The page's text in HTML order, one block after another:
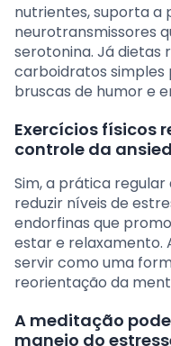
nutrientes, suporta a
neurotransmissores
serotonina. Já dietas
carboidratos simples
bruscas de humor e
Exercícios físicos
controle da
Sim, a prática
reduzir níveis de
endorfinas que
estar e relaxamento.
servir como uma
reorientação da
A meditação
manejo do